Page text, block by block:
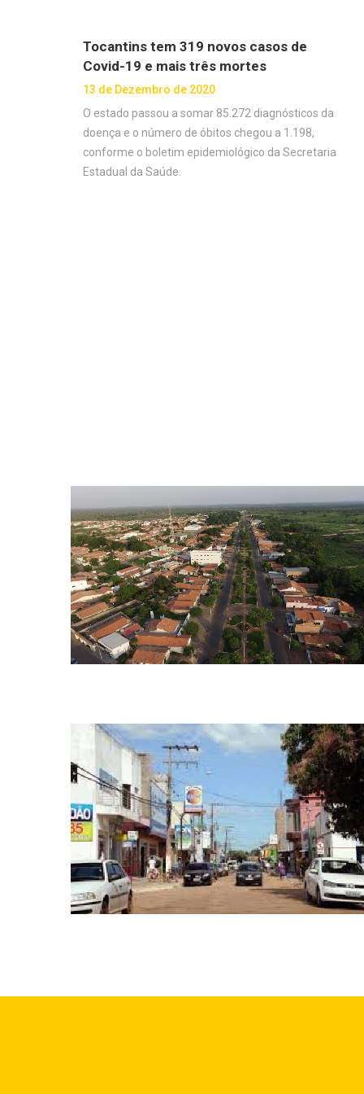
Tocantins tem 319 novos casos de
Covid-19 e mais três mortes
13 de Dezembro de 2020
O estado passou a somar 85.272 diagnósticos da
doença e o número de óbitos chegou a 1.198,
conforme o boletim epidemiológico da Secretaria
Estadual da Saúde.